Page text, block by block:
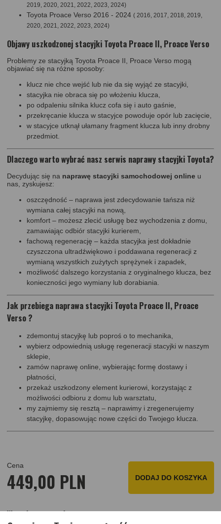
2019, 2020, 2021, 2022, 2023, 2024)
Toyota Proace Verso 2016 - 2024 ( 2016, 2017, 2018, 2019,
2020, 2021, 2022, 2023, 2024)
Objawy uszkodzonej stacyjki Toyota Proace II, Proace Verso
Problemy ze stacyjką Toyota Proace II, Proace Verso mogą
objawiać się na różne sposoby:
klucz nie chce wejść lub nie da się wyjąć ze stacyjki,
stacyjka nie obraca się po włożeniu klucza,
po odpaleniu silnika klucz cofa się i auto gaśnie,
przekręcanie klucza w stacyjce powoduje opór lub zacięcie,
w stacyjce utknął ułamany fragment klucza lub inny drobny
przedmiot.
Dlaczego warto wybrać nasz serwis naprawy stacyjki Toyota?
Decydując się na naprawę stacyjki samochodowej online u
nas, zyskujesz:
oszczędność – naprawa jest zdecydowanie tańsza niż
wymiana całej stacyjki na nową,
komfort – możesz zlecić usługę bez wychodzenia z domu,
zamawiając odbiór stacyjki kurierem,
fachową regenerację – każda stacyjka jest dokładnie
czyszczona ultradźwiękowo i poddawana regeneracji z
wymianą wszystkich zużytych sprężynek i zapadek,
możliwość dalszego korzystania z oryginalnego klucza, bez
konieczności jego wymiany lub dorabiania.
Jak przebiega naprawa stacyjki Toyota Proace II, Proace
Verso ?
zdemontuj stacyjkę lub poproś o to mechanika,
wybierz odpowiednią usługę regeneracji stacyjki w naszym
sklepie,
zamów naprawę online, wybierając formę dostawy i
płatności,
przekaż uszkodzony element kurierowi, korzystając z
możliwości odbioru z domu lub warsztatu,
my zajmiemy się resztą – naprawimy i zregenerujemy
stacyjkę, dopasowując nowe części do Twojego klucza.
Cena
449,00 PLN DODAJ DO KOSZYKA
W cenie zawarta jest: